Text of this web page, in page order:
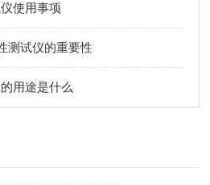
使用事项
测试仪的重要性
用途是什么